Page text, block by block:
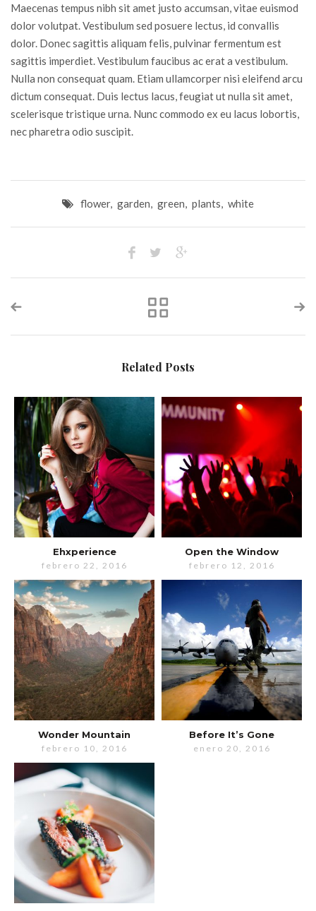
Maecenas tempus nibh sit amet justo accumsan, vitae euismod
dolor volutpat. Vestibulum sed posuere lectus, id convallis
dolor. Donec sagittis aliquam felis, pulvinar fermentum est
sagittis imperdiet. Vestibulum faucibus ac erat a vestibulum.
Nulla non consequat quam. Etiam ullamcorper nisi eleifend arcu
dictum consequat. Duis lectus lacus, feugiat ut nulla sit amet,
scelerisque tristique urna. Nunc commodo ex eu lacus lobortis,
nec pharetra odio suscipit.
flower, garden, green, plants, white
Related Posts
Ehxperience
febrero 22, 2016
Open the Window
febrero 12, 2016
Wonder Mountain
febrero 10, 2016
Before It’s Gone
enero 20, 2016